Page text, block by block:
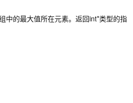
中的最大值所在元素。返回int*类型的指